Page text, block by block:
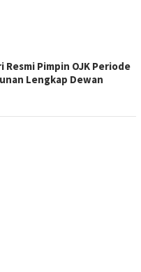
Resmi Pimpin OJK Periode
Lengkap Dewan